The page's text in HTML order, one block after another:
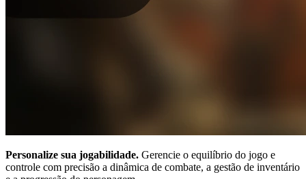
Personalize sua jogabilidade. Gerencie o equilíbrio do jogo e
controle com precisão a dinâmica de combate, a gestão de inventário